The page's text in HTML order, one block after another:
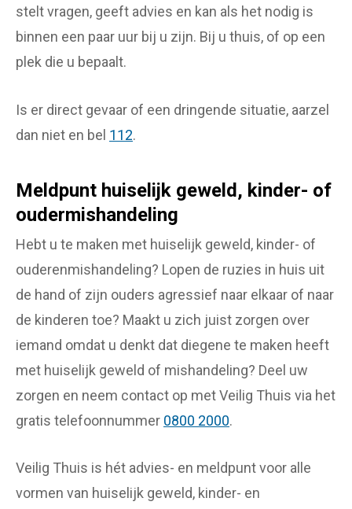
stelt vragen, geeft advies en kan als het nodig is
binnen een paar uur bij u zijn. Bij u thuis, of op een
plek die u bepaalt.
Is er direct gevaar of een dringende situatie, aarzel
dan niet en bel 112.
Meldpunt huiselijk geweld, kinder- of
oudermishandeling
Hebt u te maken met huiselijk geweld, kinder- of
ouderenmishandeling? Lopen de ruzies in huis uit
de hand of zijn ouders agressief naar elkaar of naar
de kinderen toe? Maakt u zich juist zorgen over
iemand omdat u denkt dat diegene te maken heeft
met huiselijk geweld of mishandeling? Deel uw
zorgen en neem contact op met Veilig Thuis via het
gratis telefoonnummer 0800 2000.
Veilig Thuis is hét advies- en meldpunt voor alle
vormen van huiselijk geweld, kinder- en